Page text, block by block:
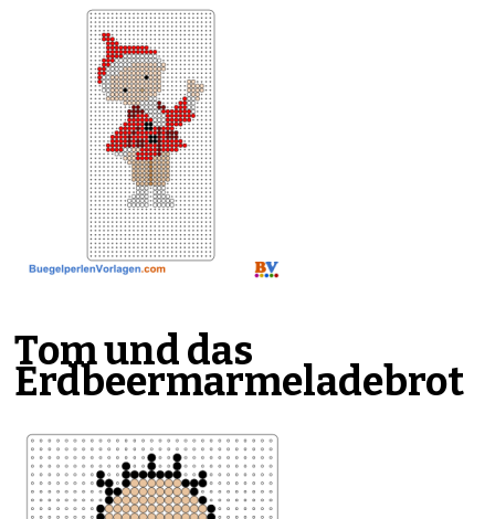
Tom und das
Erdbeermarmeladebrot